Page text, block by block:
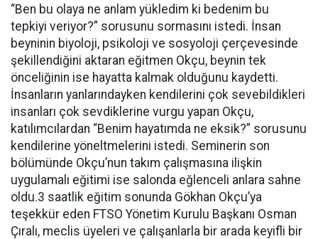
“Ben bu olaya ne anlam yükledim ki bedenim bu
tepkiyi veriyor?” sorusunu sormasını istedi. İnsan
beyninin biyoloji, psikoloji ve sosyoloji çerçevesinde
şekillendiğini aktaran eğitmen Okçu, beynin tek
önceliğinin ise hayatta kalmak olduğunu kaydetti.
İnsanların yanlarındayken kendilerini çok sevebildikleri
insanları çok sevdiklerine vurgu yapan Okçu,
katılımcılardan “Benim hayatımda ne eksik?” sorusunu
kendilerine yöneltmelerini istedi. Seminerin son
bölümünde Okçu’nun takım çalışmasına ilişkin
uygulamalı eğitimi ise salonda eğlenceli anlara sahne
oldu.3 saatlik eğitim sonunda Gökhan Okçu’ya
teşekkür eden FTSO Yönetim Kurulu Başkanı Osman
Çıralı, meclis üyeleri ve çalışanlarla bir arada keyifli bir